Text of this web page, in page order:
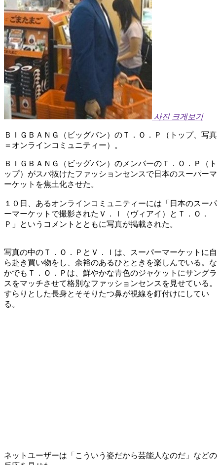
사진 크게보기
ＢＩＧＢＡＮＧ（ビッグバン）のＴ．Ｏ．Ｐ（トップ、写真
＝オンラインコミュニティー）。
ＢＩＧＢＡＮＧ（ビッグバン）のメンバーのＴ．Ｏ．Ｐ（ト
ップ）がスバ抜けたファッションセンスで日本のスーパーマ
ーケットを焦土化させた。
１０日、あるオンラインコミュニティーには「日本のスーパ
ーマーケットで撮影されたＶ．Ｉ（ヴィアイ）とＴ．Ｏ．
Ｐ」というコメントとともに写真が掲載された。
写真の中のＴ．Ｏ．ＰとＶ．Ｉは、スーパーマーケットに自
ら赴き買い物をし、余裕のあるひとときを楽しんでいる。な
かでもＴ．Ｏ．Ｐは、鮮やかな青色のジャケットにサングラ
スをマッチさせて格別なファッションセンスを見せている。
すらりとした長身とそそりたつ鼻が視線を釘付けにしてい
る。
ネットユーザーは「こういう姿だから芸能人なのだ」などの